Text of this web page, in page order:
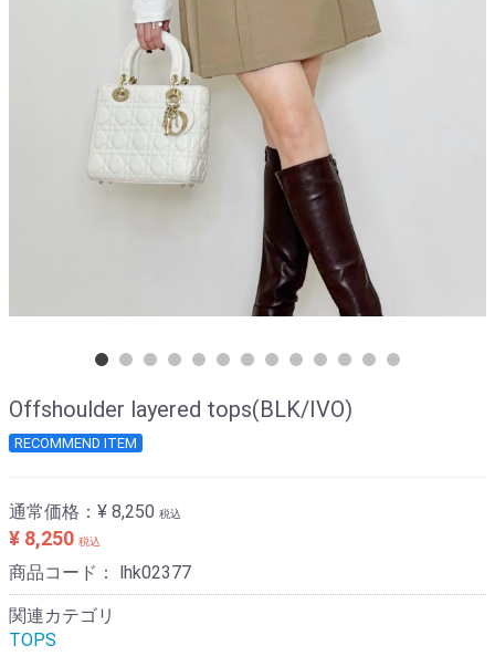
Offshoulder layered tops(BLK/IVO)
RECOMMEND ITEM
通常価格： ¥ 8,250 税込
¥ 8,250 税込
商品コード： lhk02377
関連カテゴリ
TOPS